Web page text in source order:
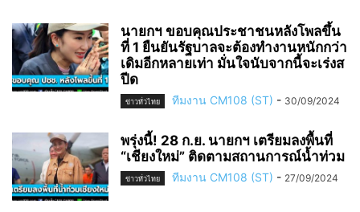
นายกฯ ขอบคุณประชาชนหลังโพลขึ้น
ที่ 1 ยืนยันรัฐบาลจะต้องทำงานหนักกว่า
เดิมอีกหลายเท่า มั่นใจนับจากนี้จะเร่งส
ปีด
ข่าวทั่วไทย ทีมงาน CM108 (ST) - 30/09/2024
พรุ่งนี้! 28 ก.ย. นายกฯ เตรียมลงพื้นที่
“เชียงใหม่” ติดตามสถานการณ์น้ำท่วม
ข่าวทั่วไทย ทีมงาน CM108 (ST) - 27/09/2024